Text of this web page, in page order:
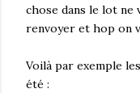
chose dans le lot ne
renvoyer et hop on
Voilà par exemple
été :